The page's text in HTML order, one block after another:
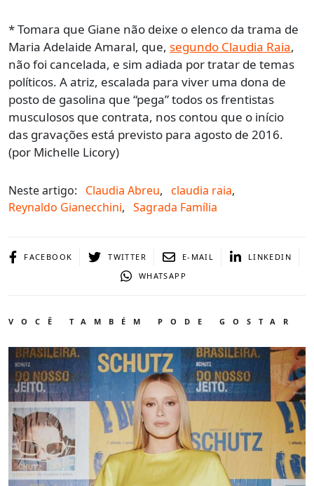
* Tomara que Giane não deixe o elenco da trama de
Maria Adelaide Amaral, que, segundo Claudia Raia,
não foi cancelada, e sim adiada por tratar de temas
políticos. A atriz, escalada para viver uma dona de
posto de gasolina que “pega” todos os frentistas
musculosos que contrata, nos contou que o início
das gravações está previsto para agosto de 2016.
(por Michelle Licory)
Neste artigo: Claudia Abreu, claudia raia,
Reynaldo Gianecchini, Sagrada Família
FACEBOOK TWITTER E-MAIL
LINKEDIN
WHATSAPP
VOCÊ TAMBÉM PODE GOSTAR